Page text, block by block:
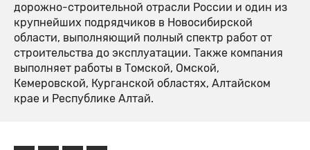
дорожно-строительной отрасли России и один из
крупнейших подрядчиков в Новосибирской
области, выполняющий полный спектр работ от
строительства до эксплуатации. Также компания
выполняет работы в Томской, Омской,
Кемеровской, Курганской областях, Алтайском
крае и Республике Алтай.